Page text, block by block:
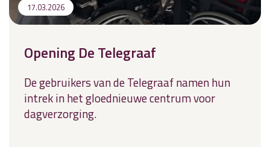
17.03.2026
Opening De Telegraaf
De gebruikers van de Telegraaf namen hun
intrek in het gloednieuwe centrum voor
dagverzorging.